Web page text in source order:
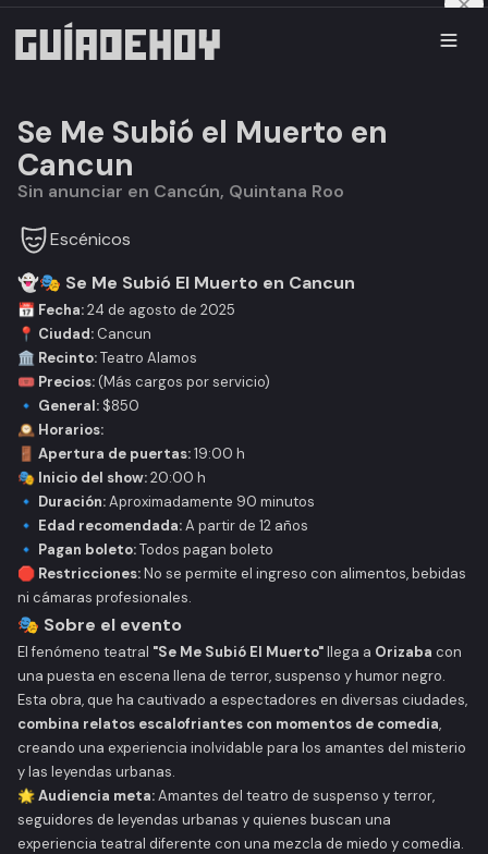
Se Me Subió el Muerto en
Cancun
Sin anunciar en Cancún, Quintana Roo
Escénicos
👻🎭 Se Me Subió El Muerto en Cancun
📅 Fecha:24 de agosto de 2025
📍 Ciudad: Cancun
🏛 Recinto:Teatro Alamos
🎟 Precios:(Más cargos por servicio)
🔹 General: $850
🕰 Horarios:
🚪 Apertura de puertas:19:00 h
🎭 Inicio del show:20:00 h
🔹 Duración:Aproximadamente 90 minutos
🔹 Edad recomendada:A partir de 12 años
🔹 Pagan boleto:Todos pagan boleto
🛑 Restricciones:No se permite el ingreso con alimentos, bebidas
ni cámaras profesionales.
🎭 Sobre el evento
El fenómeno teatral "Se Me Subió El Muerto"llega a Orizaba con
una puesta en escena llena de terror, suspenso y humor negro.
Esta obra, que ha cautivado a espectadores en diversas ciudades,
combina relatos escalofriantes con momentos de comedia,
creando una experiencia inolvidable para los amantes del misterio
y las leyendas urbanas.
🌟Audiencia meta:Amantes del teatro de suspenso y terror,
seguidores de leyendas urbanas y quienes buscan una
experiencia teatral diferente con una mezcla de miedo y comedia.